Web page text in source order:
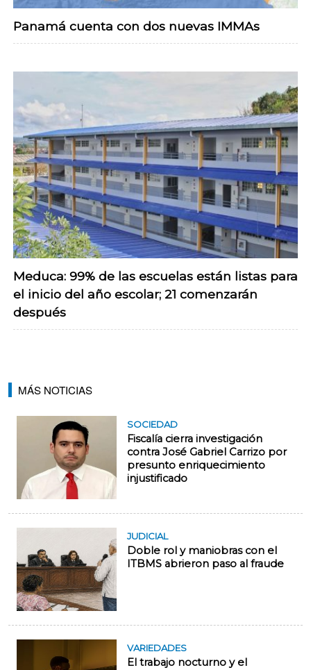
Panamá cuenta con dos nuevas IMMAs
Meduca: 99% de las escuelas están listas para
el inicio del año escolar; 21 comenzarán
después
MÁS NOTICIAS
SOCIEDAD
Fiscalía cierra investigación
contra José Gabriel Carrizo por
presunto enriquecimiento
injustificado
JUDICIAL
Doble rol y maniobras con el
ITBMS abrieron paso al fraude
VARIEDADES
El trabajo nocturno y el